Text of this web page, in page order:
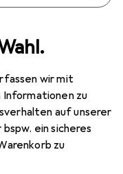
wir mit
Informationen zu
auf unserer
ein sicheres
zu
Warmwassergerät